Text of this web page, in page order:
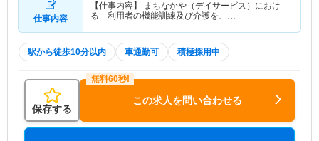
仕事内容
【仕事内容】 まちなかや（デイサービス）におけ
る 利用者の機能訓練及び介護を、…
駅から徒歩10分以内 車通勤可 積極採用中
保存する
この求人を問い合わせる